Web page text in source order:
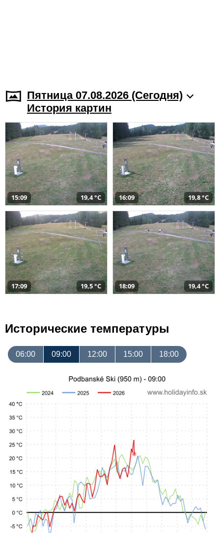
Пятница 07.08.2026 (Cегодня)
История картин
15:09 19,4 °C 16:09 19,8 °C
17:09 19,5 °C 18:09 19,4 °C
Исторические температуры
06:00 09:00 12:00 15:00 18:00